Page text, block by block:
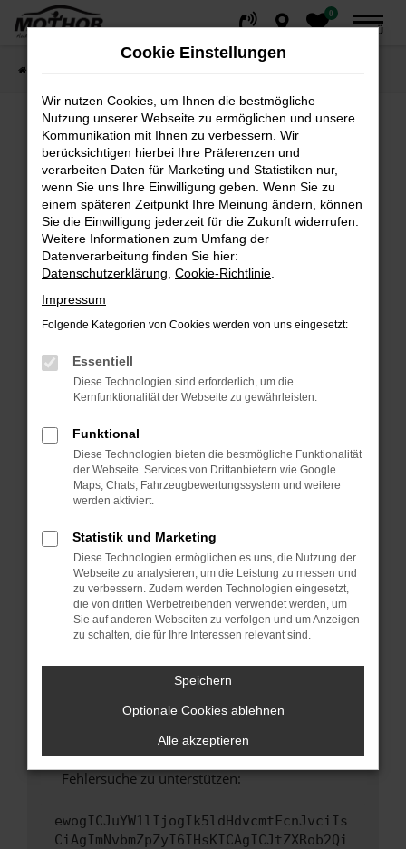
Zum
0
MENÜ
Fehler: Network Error
Beim Laden ist ein Fehler aufgetreten.
Hier sind ein paar Tipps, die dir helfen können:
Überprüfe deine Firewall und deine
Internetverbindung.
Suchmaschine?
Manche Erweiterungen, wie Werbeblocker,
können das Laden bestimmter Seiten
verhindern. Funktioniert die Seite in einem
Fenster?
Starte dein Gerät neu.
Das kann manchmal helfen, vorübergehende
Probleme zu beheben.
Stelle sicher, dass dein Browser und dein
Betriebssystem auf dem neuesten Stand
sind.
Veraltete Software birgt nicht nur ein
Sicherheitsrisiko, sondern kann auch dazu
führen, dass bestimmte Funktionen nicht mehr
Wende dich an den Webseitenbetreiber.
hast, kontaktiere uns bitte. Wir werden
versuchen, das Problem zu beheben. Du kannst
uns diesen Text schicken, um uns bei der
Fehlersuche zu unterstützen:
ewogICJuYW1lIjogIk5ldHdvcmtFcnJvciIs
CiAgImNvbmZpZyI6IHsKICAgICJtZXRob2Qi
Cookie Einstellungen
Wir nutzen Cookies, um Ihnen die bestmögliche
Nutzung unserer Webseite zu ermöglichen und unsere
Kommunikation mit Ihnen zu verbessern. Wir
berücksichtigen hierbei Ihre Präferenzen und
verarbeiten Daten für Marketing und Statistiken nur,
wenn Sie uns Ihre Einwilligung geben. Wenn Sie zu
einem späteren Zeitpunkt Ihre Meinung ändern, können
Sie die Einwilligung jederzeit für die Zukunft widerrufen.
Weitere Informationen zum Umfang der
Datenverarbeitung finden Sie hier:
Datenschutzerklärung Cookie-Richtlinie
Impressum
Folgende Kategorien von Cookies werden von uns eingesetzt:
Essentiell
Diese Technologien sind erforderlich, um die
Kernfunktionalität der Webseite zu gewährleisten.
Funktional
Diese Technologien bieten die bestmögliche Funktionalität
der Webseite. Services von Drittanbietern wie Google
Maps, Chats, Fahrzeugbewertungssystem und weitere
werden aktiviert.
Statistik und Marketing
Diese Technologien ermöglichen es uns, die Nutzung der
Webseite zu analysieren, um die Leistung zu messen und
zu verbessern. Zudem werden Technologien eingesetzt,
die von dritten Werbetreibenden verwendet werden, um
Sie auf anderen Webseiten zu verfolgen und um Anzeigen
zu schalten, die für Ihre Interessen relevant sind.
Speichern
Optionale Cookies ablehnen
Alle akzeptieren